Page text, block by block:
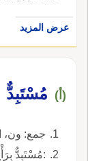
عرض المزيد
(أ) مُسْتَبِدٌّ
جمع: ون،
:مُسْتَبِدٌّ